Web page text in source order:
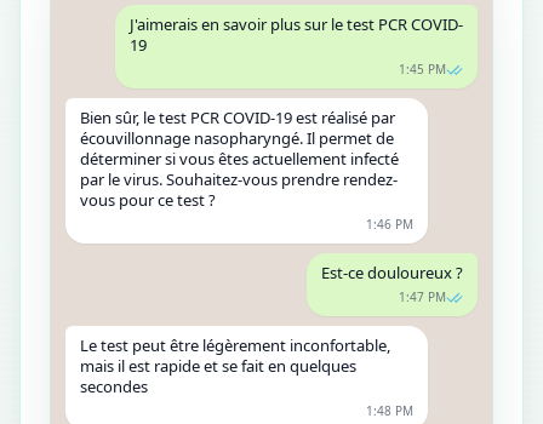
J'aimerais en savoir plus sur le test PCR COVID-
19
1:45 PM
Bien sûr, le test PCR COVID-19 est réalisé par
écouvillonnage nasopharyngé. Il permet de
déterminer si vous êtes actuellement infecté
par le virus. Souhaitez-vous prendre rendez-
vous pour ce test ?
1:46 PM
Est-ce douloureux ?
1:47 PM
Le test peut être légèrement inconfortable,
mais il est rapide et se fait en quelques
secondes
1:48 PM